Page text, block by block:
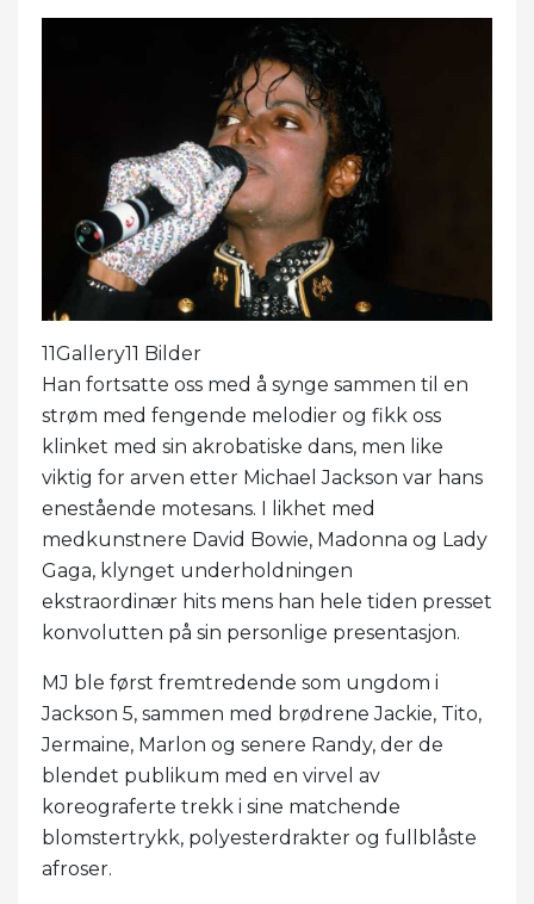
11Gallery11 Bilder
Han fortsatte oss med å synge sammen til en
strøm med fengende melodier og fikk oss
klinket med sin akrobatiske dans, men like
viktig for arven etter Michael Jackson var hans
enestående motesans. I likhet med
medkunstnere David Bowie, Madonna og Lady
Gaga, klynget underholdningen
ekstraordinær hits mens han hele tiden presset
konvolutten på sin personlige presentasjon.
MJ ble først fremtredende som ungdom i
Jackson 5, sammen med brødrene Jackie, Tito,
Jermaine, Marlon og senere Randy, der de
blendet publikum med en virvel av
koreograferte trekk i sine matchende
blomstertrykk, polyesterdrakter og fullblåste
afroser.